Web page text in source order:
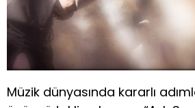
Müzik dünyasında kararlı